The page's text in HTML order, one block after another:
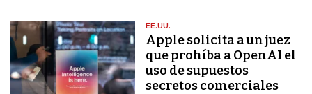
EE.UU.
Apple solicita a un juez
que prohíba a OpenAI el
uso de supuestos
secretos comerciales